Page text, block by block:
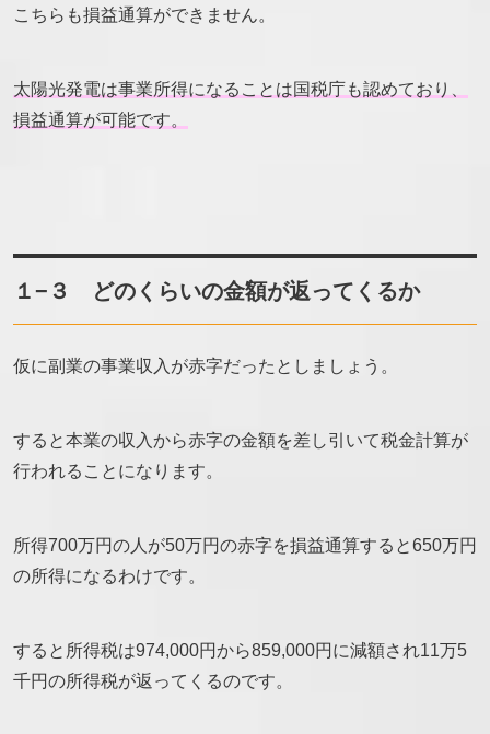
こちらも損益通算ができません。
太陽光発電は事業所得になることは国税庁も認めており、
損益通算が可能です。
１−３ どのくらいの金額が返ってくるか
仮に副業の事業収入が赤字だったとしましょう。
すると本業の収入から赤字の金額を差し引いて税金計算が
行われることになります。
所得700万円の人が50万円の赤字を損益通算すると650万円
の所得になるわけです。
すると所得税は974,000円から859,000円に減額され11万5
千円の所得税が返ってくるのです。